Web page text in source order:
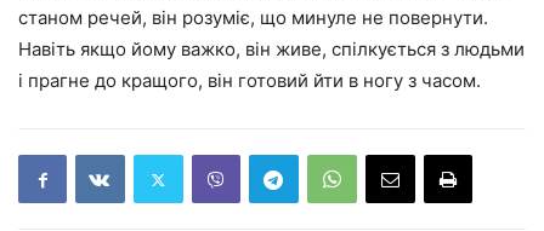
станом речей, він розуміє, що минуле не повернути.
Навіть якщо йому важко, він живе, спілкується з людьми
і прагне до кращого, він готовий йти в ногу з часом.